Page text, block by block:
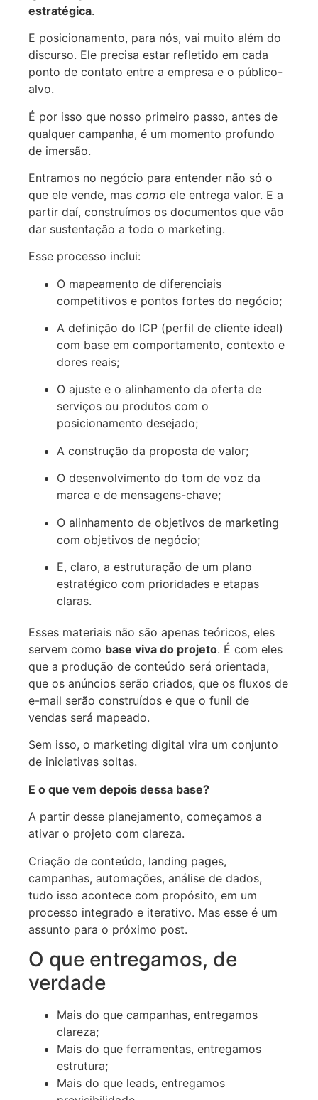
estratégica.
E posicionamento, para nós, vai muito além do
discurso. Ele precisa estar refletido em cada
ponto de contato entre a empresa e o público-
alvo.
É por isso que nosso primeiro passo, antes de
qualquer campanha, é um momento profundo
de imersão.
Entramos no negócio para entender não só o
que ele vende, mas como ele entrega valor. E a
partir daí, construímos os documentos que vão
dar sustentação a todo o marketing.
Esse processo inclui:
O mapeamento de diferenciais
competitivos e pontos fortes do negócio;
A definição do ICP (perfil de cliente ideal)
com base em comportamento, contexto e
dores reais;
O ajuste e o alinhamento da oferta de
serviços ou produtos com o
posicionamento desejado;
A construção da proposta de valor;
O desenvolvimento do tom de voz da
marca e de mensagens-chave;
O alinhamento de objetivos de marketing
com objetivos de negócio;
E, claro, a estruturação de um plano
estratégico com prioridades e etapas
claras.
Esses materiais não são apenas teóricos, eles
servem como base viva do projeto. É com eles
que a produção de conteúdo será orientada,
que os anúncios serão criados, que os fluxos de
e-mail serão construídos e que o funil de
vendas será mapeado.
Sem isso, o marketing digital vira um conjunto
de iniciativas soltas.
E o que vem depois dessa base?
A partir desse planejamento, começamos a
ativar o projeto com clareza.
Criação de conteúdo, landing pages,
campanhas, automações, análise de dados,
tudo isso acontece com propósito, em um
processo integrado e iterativo. Mas esse é um
assunto para o próximo post.
O que entregamos, de
verdade
Mais do que campanhas, entregamos
clareza;
Mais do que ferramentas, entregamos
estrutura;
Mais do que leads, entregamos